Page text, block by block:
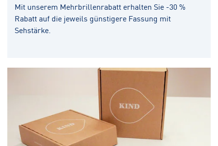
Mit unserem Mehrbrillenrabatt erhalten Sie -30 %
Rabatt auf die jeweils günstigere Fassung mit
Sehstärke.